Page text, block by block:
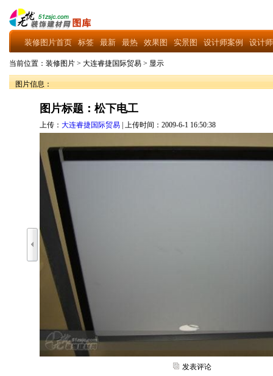
装修图片首页 标签 最新 最热 效果图 实景图 设计师案例 设计
当前位置： 装修图片 > 大连睿捷国际贸易 > 显示
图片信息：
图片标题：松下电工
上传： 大连睿捷国际贸易 | 上传时间：2009-6-1 16:50:38
发表评论